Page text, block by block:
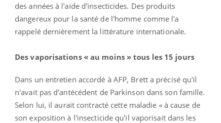
des années à l'aide d'insecticides. Des produits
dangereux pour la santé de l'homme comme l'a
rappelé dernièrement la littérature internationale.
Des vaporisations « au moins » tous les 15 jours
Dans un entretien accordé à AFP, Brett a précisé qu'il
n'avait pas d'antécédent de Parkinson dans son famille.
Selon lui, il aurait contracté cette maladie « à cause de
son exposition à l'insecticide qu'il vaporisait dans les